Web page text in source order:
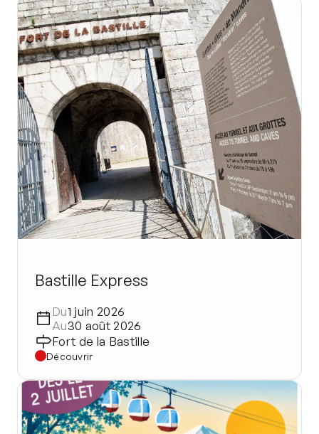
Bastille Express
Du1 juin 2026
Au30 août 2026
Fort de la Bastille
Découvrir